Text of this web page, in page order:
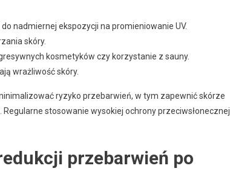
nadmiernej ekspozycji na promieniowanie UV.
skóry.
kosmetyków czy korzystanie z sauny.
wrażliwość skóry.
ryzyko przebarwień, w tym zapewnić skórze
stosowanie wysokiej ochrony przeciwsłonecznej
przebarwień po